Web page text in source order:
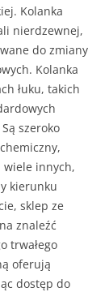
Kolanka
nierdzewnej,
do zmiany
Kolanka
łuku, takich
szeroko
wiele innych,
kierunku
sklep ze
znaleźć
trwałego
oferują
dostęp do